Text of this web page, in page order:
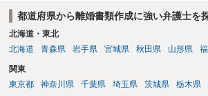
都道府県から離婚書類作成に強い弁護士を
北海道・東北
北海道
青森県 岩手県 宮城県 秋田県 山形県
関東
東京都
神奈川県 千葉県 埼玉県 茨城県 栃木県